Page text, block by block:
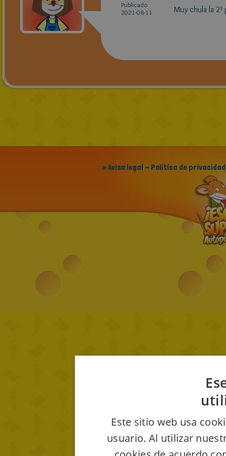
Publicado
2021-08-11
Muy chula la 2º
» Aviso legal - Política de privacidad
Este sitio web usa
usuario. Al utilizar